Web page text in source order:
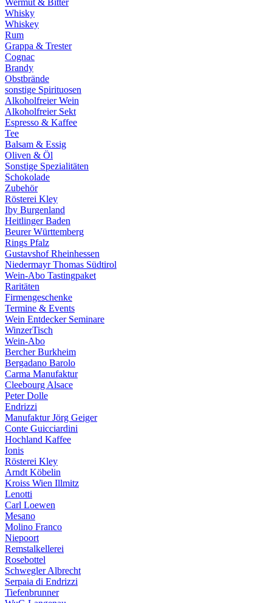
Wermut & Bitter
Whisky
Whiskey
Rum
Grappa & Trester
Cognac
Brandy
Obstbrände
sonstige Spirituosen
Alkoholfreier Wein
Alkoholfreier Sekt
Espresso & Kaffee
Tee
Balsam & Essig
Oliven & Öl
Sonstige Spezialitäten
Schokolade
Zubehör
Rösterei Kley
Iby Burgenland
Heitlinger Baden
Beurer Württemberg
Rings Pfalz
Gustavshof Rheinhessen
Niedermayr Thomas Südtirol
Wein-Abo Tastingpaket
Raritäten
Firmengeschenke
Termine & Events
Wein Entdecker Seminare
WinzerTisch
Wein-Abo
Bercher Burkheim
Bergadano Barolo
Carma Manufaktur
Cleebourg Alsace
Peter Dolle
Endrizzi
Manufaktur Jörg Geiger
Conte Guicciardini
Hochland Kaffee
Ionis
Rösterei Kley
Arndt Köbelin
Kroiss Wien Illmitz
Lenotti
Carl Loewen
Mesano
Molino Franco
Niepoort
Remstalkellerei
Rosebottel
Schwegler Albrecht
Serpaia di Endrizzi
Tiefenbrunner